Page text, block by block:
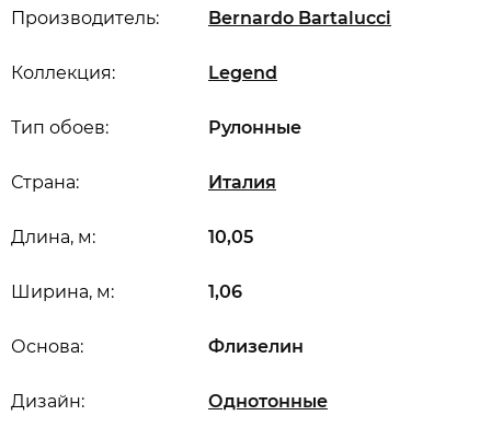
Производитель: Bernardo Bartalucci
Коллекция: Legend
Длина, м: 10,05
Ширина, м: 1,06
Дизайн: Однотонные
Основа: Флизелин
Страна: Италия
Тип обоев: Рулонные